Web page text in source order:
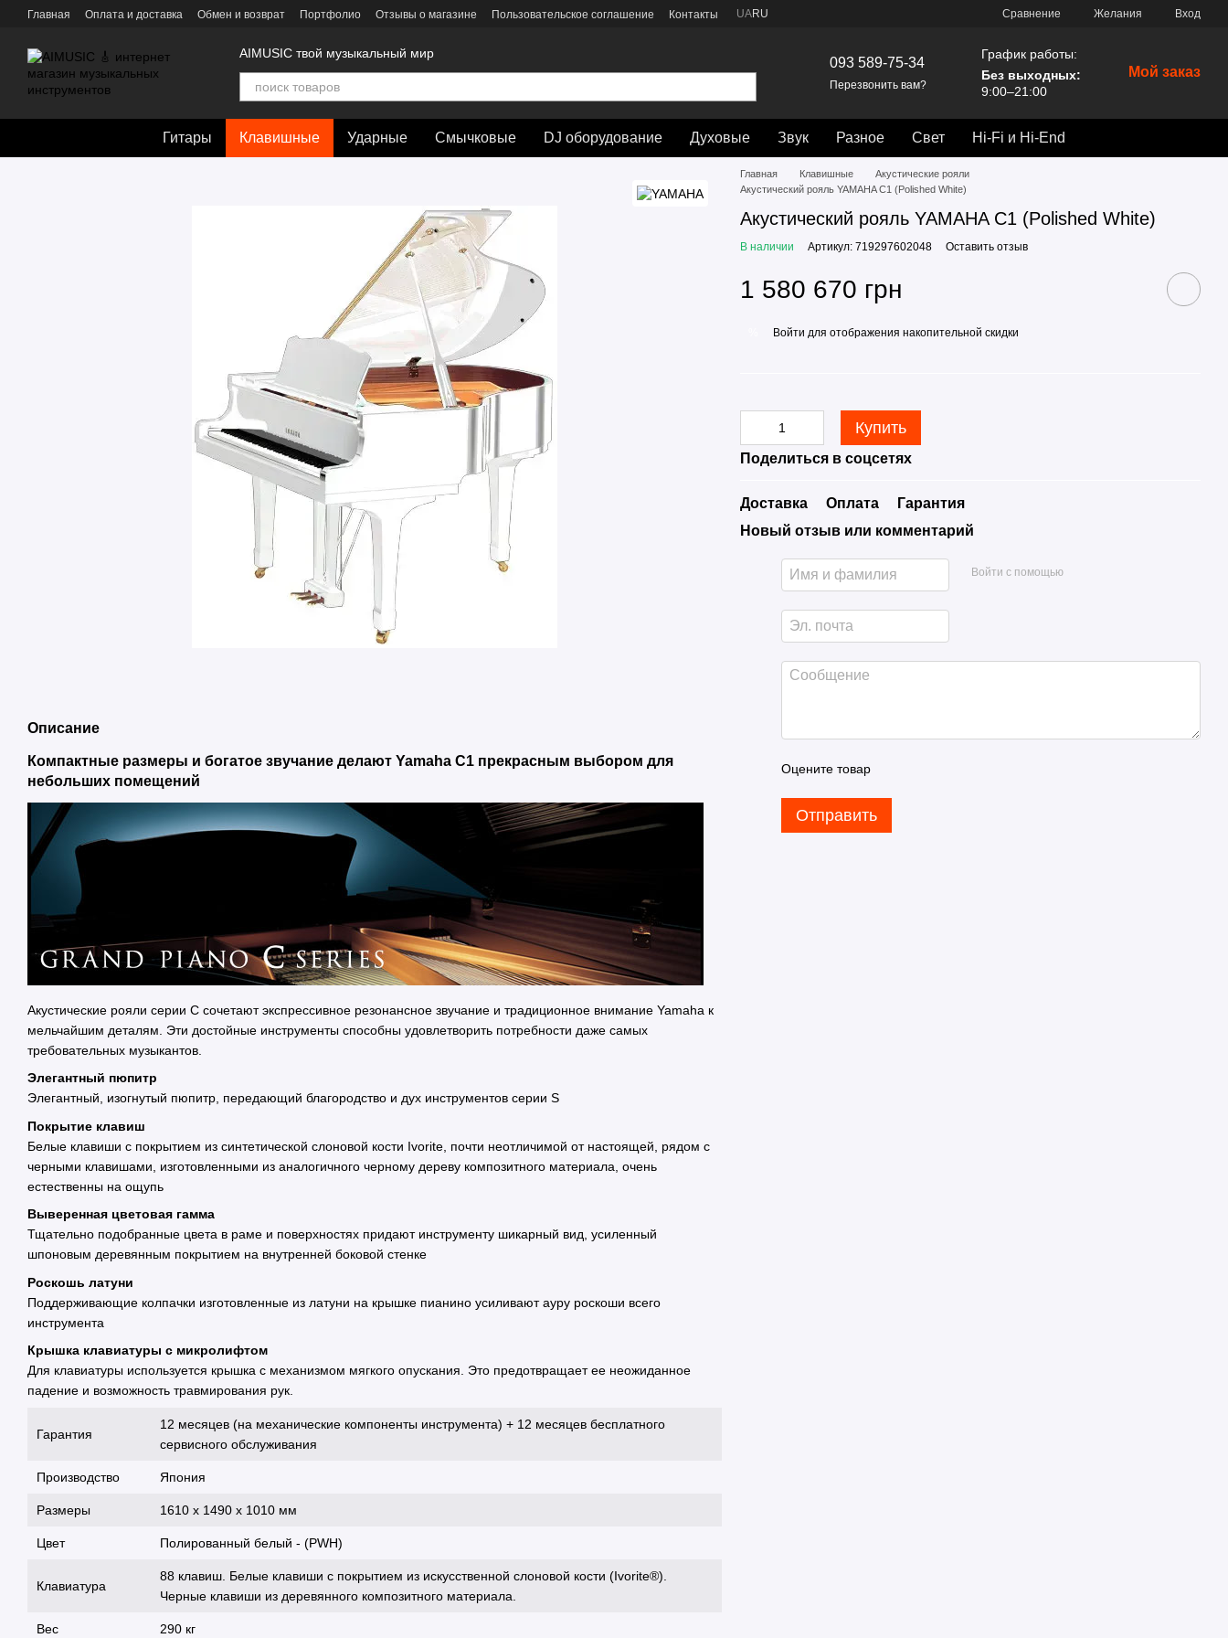
Перейти к основному контенту
Главная Оплата и доставка Обмен и возврат Портфолио Отзывы о магазине Пользовательское соглашение Контакты UARU Сравнение Желания Вход
AIMUSIC твой музыкальный мир
093 589-75-34
Перезвонить вам?
График работы:
Без выходных:
9:00–21:00
Мой заказ
Гитары Клавишные Ударные Смычковые DJ оборудование Духовые Звук Разное Свет Hi-Fi и Hi-End
Описание
Компактные размеры и богатое звучание делают Yamaha C1 прекрасным выбором для
небольших помещений
Акустические рояли серии C сочетают экспрессивное резонансное звучание и традиционное внимание Yamaha к
мельчайшим деталям. Эти достойные инструменты способны удовлетворить потребности даже самых
требовательных музыкантов.
Элегантный пюпитр
Элегантный, изогнутый пюпитр, передающий благородство и дух инструментов серии S
Покрытие клавиш
Белые клавиши с покрытием из синтетической слоновой кости Ivorite, почти неотличимой от настоящей, рядом с
черными клавишами, изготовленными из аналогичного черному дереву композитного материала, очень
естественны на ощупь
Выверенная цветовая гамма
Тщательно подобранные цвета в раме и поверхностях придают инструменту шикарный вид, усиленный
шпоновым деревянным покрытием на внутренней боковой стенке
Роскошь латуни
Поддерживающие колпачки изготовленные из латуни на крышке пианино усиливают ауру роскоши всего
инструмента
Крышка клавиатуры с микролифтом
Для клавиатуры используется крышка с механизмом мягкого опускания. Это предотвращает ее неожиданное
падение и возможность травмирования рук.
Гарантия
12 месяцев (на механические компоненты инструмента) + 12 месяцев бесплатного
сервисного обслуживания
Производство Япония
Размеры 1610 х 1490 х 1010 мм
Цвет Полированный белый - (PWH)
Клавиатура
88 клавиш. Белые клавиши с покрытием из искусственной слоновой кости (Ivorite®).
Черные клавиши из деревянного композитного материала.
Вес 290 кг
Главная Клавишные
Акустические рояли
Акустический рояль YAMAHA С1 (Polished White)
Акустический рояль YAMAHA С1 (Polished White)
В наличии Артикул: 719297602048 Оставить отзыв
1 580 670 грн
Войти для отображения накопительной скидки
Купить
Поделиться в соцсетях
Доставка Оплата
Гарантия
Новый отзыв или комментарий
Войти с помощью
Оцените товар
Отправить